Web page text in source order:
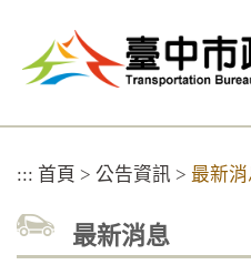
容
::: 首頁 > 公告資訊 > 最新消
最新消息